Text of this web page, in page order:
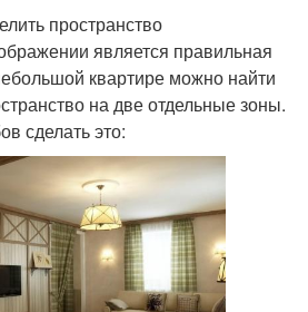
пространство
является правильная
квартире можно найти
на две отдельные зоны.
сделать это: